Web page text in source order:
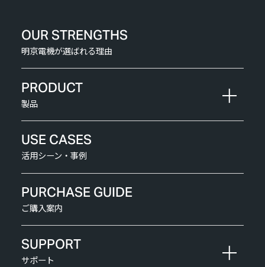
OUR STRENGTHS
明京電機が選ばれる理由
PRODUCT
製品
USE CASES
活用シーン・事例
PURCHASE GUIDE
ご購入案内
SUPPORT
サポート